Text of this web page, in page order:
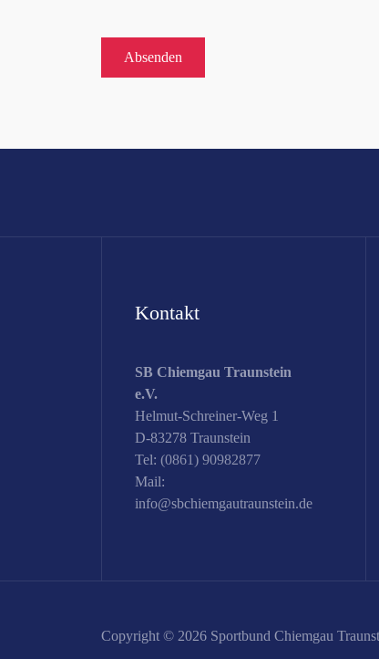
Absenden
Kontakt
SB Chiemgau Traunstein
e.V.
Helmut-Schreiner-Weg 1
D-83278 Traunstein
Tel: (0861) 90982877
Mail:
info@sbchiemgautraunstein.de
Copyright © 2026 Sportbund Chiemgau